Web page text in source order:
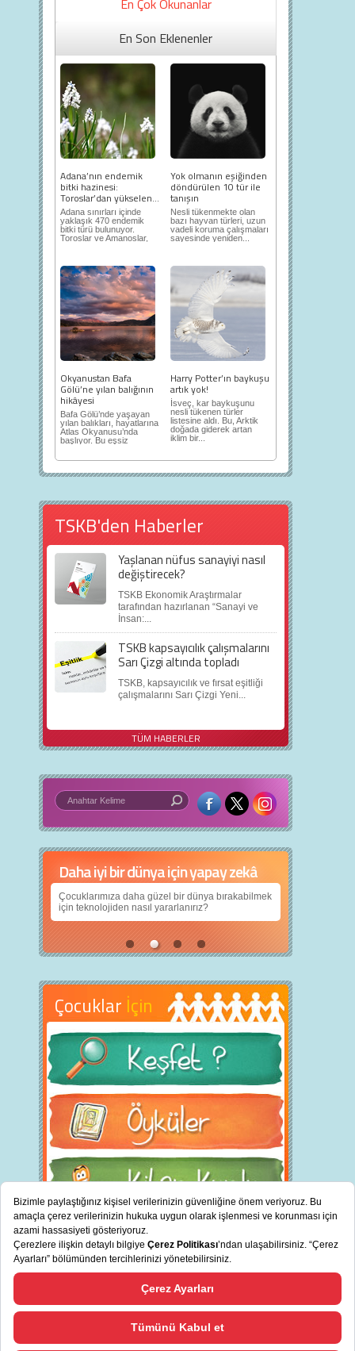
En Çok Okunanlar
En Son Eklenenler
Adana’nın endemik
bitki hazinesi:
Toroslar’dan yükselen...
Adana sınırları içinde
yaklaşık 470 endemik
bitki türü bulunuyor.
Toroslar ve Amanoslar,
Yok olmanın eşiğinden
döndürülen 10 tür ile
tanışın
Nesli tükenmekte olan
bazı hayvan türleri, uzun
vadeli koruma çalışmaları
sayesinde yeniden...
Okyanustan Bafa
Gölü’ne yılan balığının
hikâyesi
Bafa Gölü’nde yaşayan
yılan balıkları, hayatlarına
Atlas Okyanusu’nda
başlıyor. Bu eşsiz
Harry Potter’ın baykuşu
artık yok!
İsveç, kar baykuşunu
nesli tükenen türler
listesine aldı. Bu, Arktik
doğada giderek artan
iklim bir...
TSKB'den Haberler
Yaşlanan nüfus sanayiyi nasıl
değiştirecek?
TSKB Ekonomik Araştırmalar
tarafından hazırlanan “Sanayi ve
İnsan:...
TSKB kapsayıcılık çalışmalarını
Sarı Çizgi altında topladı
TSKB, kapsayıcılık ve fırsat eşitliği
çalışmalarını Sarı Çizgi Yeni...
TÜM HABERLER
Daha iyi bir dünya için yapay zekâ
Çocuklarımıza daha güzel bir dünya bırakabilmek
için teknolojiden nasıl yararlanırız?
Çocuklar İçin